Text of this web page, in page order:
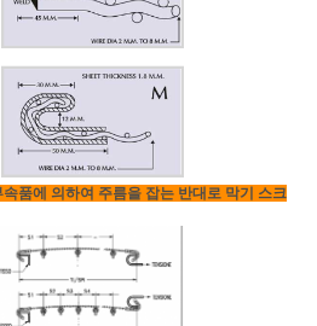
품에 의하여 주름을 잡는 반대로 막기 스크